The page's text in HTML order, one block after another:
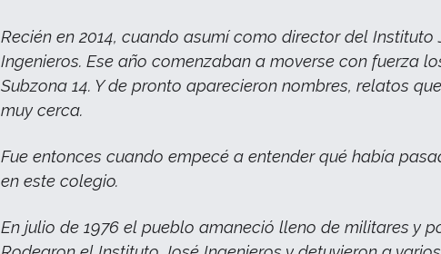
Recién en 2014, cuando asumí como director del Instituto
Ingenieros. Ese año comenzaban a moverse con fuerza
Subzona 14. Y de pronto aparecieron nombres, relatos
muy cerca.
Fue entonces cuando empecé a entender qué había
en este colegio.
En julio de 1976 el pueblo amaneció lleno de militares y